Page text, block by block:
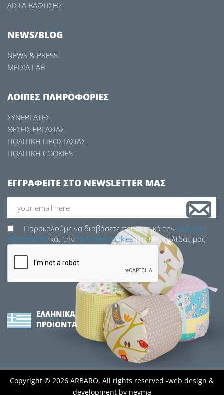
ΒΡΕΦΙΚΑ
ΓΡΑΦΕΊΑ ΚΑΙ ΚΑΘΊΣΜΑΤΑ MOLL
ΛΟΙΠΑ ΠΡΟΪΟΝΤΑ ΚΑΙ ΚΑΘΊΣΜΑΤΑ
ΛΙΣΤΑ ΒΑΦΤΙΣΗΣ
NEWS/BLOG
NEWS & PRESS
MEDIA LAB
ΛΟΙΠΕΣ ΠΛΗΡΟΦΟΡΙΕΣ
ΣΥΝΕΡΓΑΤΕΣ
ΘΕΣΕΙΣ ΕΡΓΑΣΙΑΣ
ΠΟΛΙΤΙΚΗ ΠΡΟΣΤΑΣΙΑΣ
ΠΟΛΙΤΙΚΗ COOKIES
ΕΓΓΡΑΦΕΙΤΕ ΣΤΟ NEWSLETTER ΜΑΣ
Παρακαλούμε να διαβάσετε προσεκτικά την πολιτική
προστασίας και την πολιτική cookiesτης ιστοσελίδας μας
ΕΛΛΗΝΙΚΑ
ΠΡΟΙΟΝΤΑ
Copyright © 2026 ARBARO, All rights reserved -web design &
development by nevma